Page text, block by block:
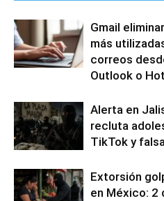
Gmail
más
correos
Outlook o
Alerta en
recluta
TikTok y
Extorsión
en México: 2